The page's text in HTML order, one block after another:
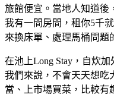
旅館便宜。當地人知道後
我有一間房間，租你5千
來換床單、處理馬桶問題
在池上Long Stay，自炊
我們來說，不會天天想吃
當、上市場買菜，比較有